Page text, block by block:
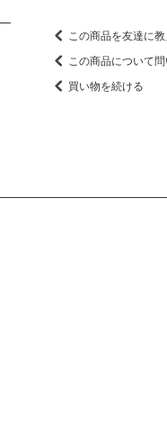
この商品を友達に
この商品について
買い物を続ける